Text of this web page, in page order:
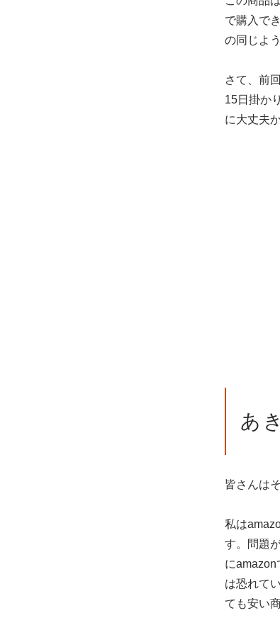
で購入で
の同じよ
さて、前
15日掛か
に大丈夫
あ
皆さんは
私は
す。問題
にamazon
は恐れて
ても安い